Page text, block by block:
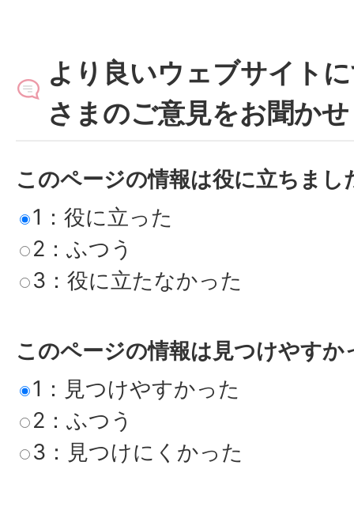
より良いウェブサイト
さまのご意見をお聞か
このページの情報は役に立ちまし
1：役に立った
2：ふつう
3：役に立たなかった
このページの情報は見つけやすか
1：見つけやすかった
2：ふつう
3：見つけにくかった